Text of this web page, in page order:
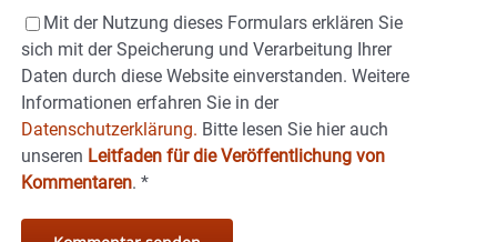
Mit der Nutzung dieses Formulars erklären Sie
sich mit der Speicherung und Verarbeitung Ihrer
Daten durch diese Website einverstanden. Weitere
Informationen erfahren Sie in der
Datenschutzerklärung. Bitte lesen Sie hier auch
unseren Leitfaden für die Veröffentlichung von
Kommentaren. *